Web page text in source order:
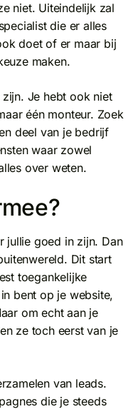
niet. Uiteindelijk zal
die er alles
doet of er maar bij
maken.
Je hebt ook niet
één monteur. Zoek
deel van je bedrijf
waar zowel
over weten.
jullie goed in zijn. Dan
Dit start
toegankelijke
bent op je website,
om echt aan je
ze toch eerst van je
van leads.
die je steeds